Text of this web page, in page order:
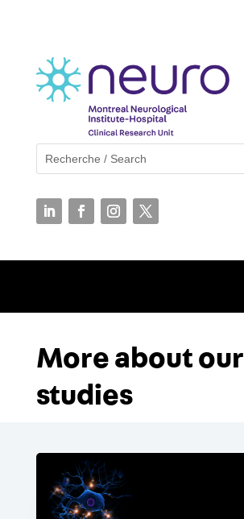
More about our
studies